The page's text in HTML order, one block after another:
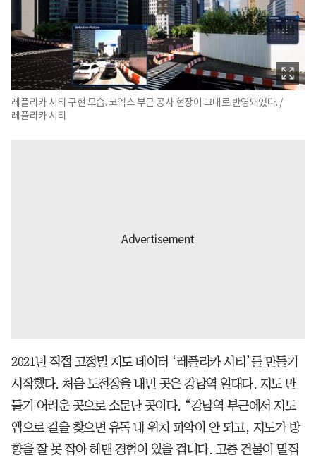
레플리카 시티 구현 모습. 코엑스 부근 공사 현장이 그대로 반영돼있다. /
레플리카 시티
2021년 직접 고정밀 지도 데이터 ‘레플리카 시티’를 만들기
시작했다. 처음 도전장을 내민 곳은 강남역 일대다. 지도 만
들기 어려운 곳으로 소문난 곳이다. “강남역 부근에서 지도
앱으로 길을 찾으면 유독 내 위치 파악이 안 되고, 지도가 방
향을 잘 못 잡아 헤맨 경험이 있을 겁니다. 고층 건물이 밀집